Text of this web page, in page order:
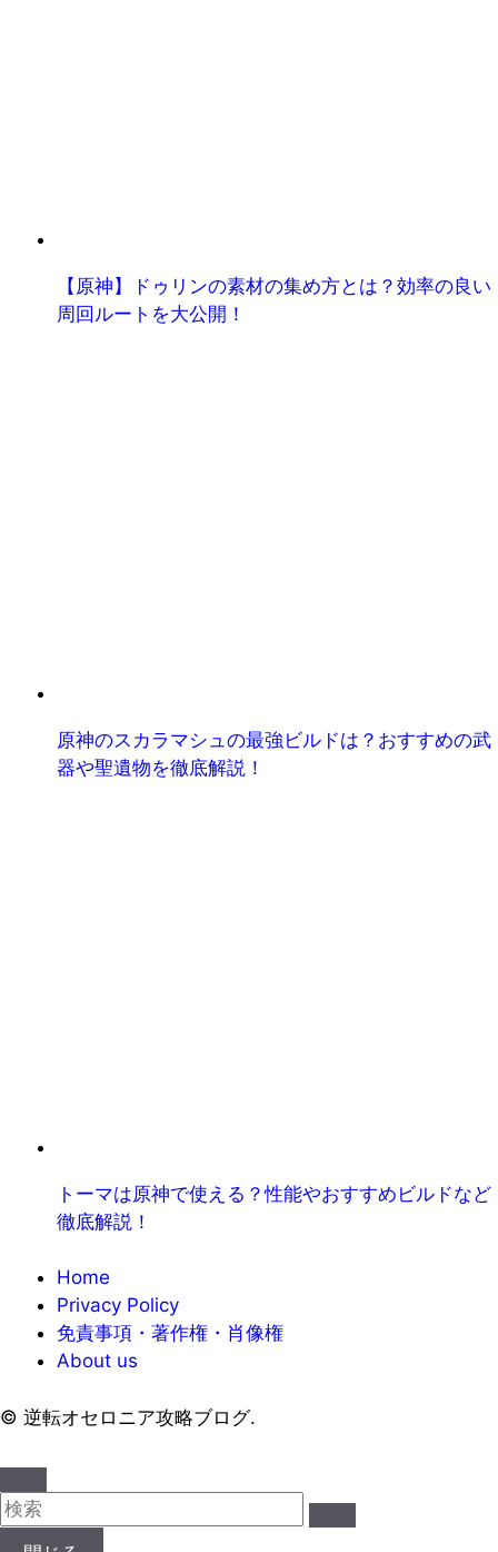
【原神】ドゥリンの素材の集め方とは？効率の良い
周回ルートを大公開！
原神のスカラマシュの最強ビルドは？おすすめの武
器や聖遺物を徹底解説！
トーマは原神で使える？性能やおすすめビルドなど
徹底解説！
Home
Privacy Policy
免責事項・著作権・肖像権
About us
© 逆転オセロニア攻略ブログ.